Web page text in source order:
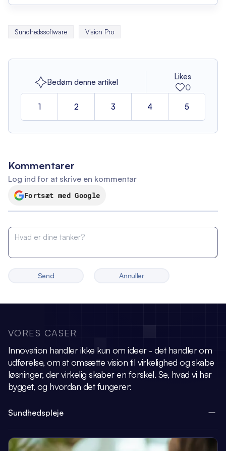
Sundhedssoftware Vision Pro
Bedøm denne artikel
Likes
0
1 2 3 4 5
Kommentarer
Log ind for at skrive en kommentar
Fortsæt med Google
Send Annuller
VORES CASER
Innovation handler ikke kun om ideer - det handler om
udførelse, om at omsætte vision til virkelighed og skabe
løsninger, der virkelig skaber en forskel. Se, hvad vi har
bygget, og hvordan det fungerer:
Sundhedspleje